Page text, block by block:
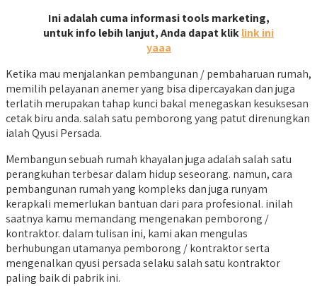
Ini adalah cuma informasi tools marketing,
untuk info lebih lanjut, Anda dapat kliklink ini
yaaa
Ketika mau menjalankan pembangunan / pembaharuan rumah,
memilih pelayanan anemer yang bisa dipercayakan dan juga
terlatih merupakan tahap kunci bakal menegaskan kesuksesan
cetak biru anda. salah satu pemborong yang patut direnungkan
ialah Qyusi Persada.
Membangun sebuah rumah khayalan juga adalah salah satu
perangkuhan terbesar dalam hidup seseorang. namun, cara
pembangunan rumah yang kompleks dan juga runyam
kerapkali memerlukan bantuan dari para profesional. inilah
saatnya kamu memandang mengenakan pemborong /
kontraktor. dalam tulisan ini, kami akan mengulas
berhubungan utamanya pemborong / kontraktor serta
mengenalkan qyusi persada selaku salah satu kontraktor
paling baik di pabrik ini.